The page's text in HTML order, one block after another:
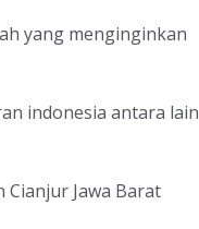
yang menginginkan
indonesia antara lain
Jawa Barat